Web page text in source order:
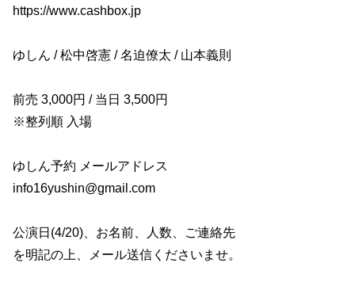
https://www.cashbox.jp
ゆしん / 松中啓憲 / 名迫僚太 / 山本義則
前売 3,000円 / 当日 3,500円
※整列順 入場
ゆしん予約 メールアドレス
info16yushin@gmail.com
公演日(4/20)、お名前、人数、ご連絡先
を明記の上、メール送信くださいませ。